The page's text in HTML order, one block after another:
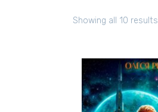
Showing all 10 results